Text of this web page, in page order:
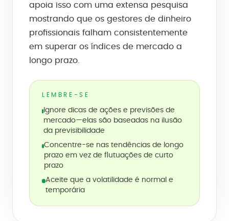
apoia isso com uma extensa pesquisa
mostrando que os gestores de dinheiro
profissionais falham consistentemente
em superar os índices de mercado a
longo prazo.
LEMBRE-SE
Ignore dicas de ações e previsões de
mercado—elas são baseadas na ilusão
da previsibilidade
Concentre-se nas tendências de longo
prazo em vez de flutuações de curto
prazo
Aceite que a volatilidade é normal e
temporária